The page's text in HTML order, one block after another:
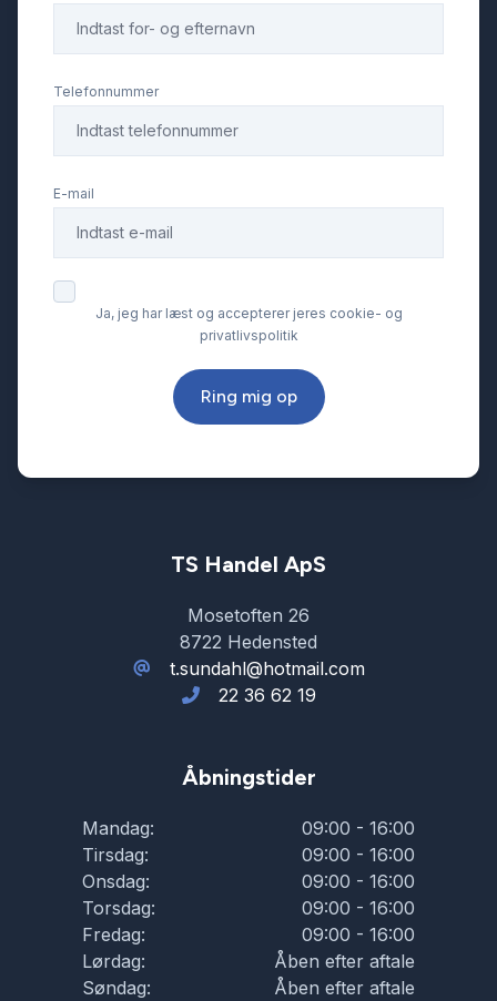
Telefonnummer
E-mail
Ja, jeg har læst og accepterer jeres cookie- og
privatlivspolitik
Ring mig op
TS Handel ApS
Mosetoften 26
8722 Hedensted
t.sundahl@hotmail.com
22 36 62 19
Åbningstider
Mandag:
09:00 - 16:00
Tirsdag:
09:00 - 16:00
Onsdag:
09:00 - 16:00
Torsdag:
09:00 - 16:00
Fredag:
09:00 - 16:00
Lørdag:
Åben efter aftale
Søndag:
Åben efter aftale